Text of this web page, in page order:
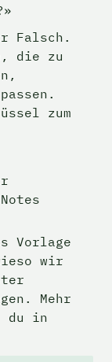
Falsch.
die zu
zum
Vorlage
wir
Mehr
du in